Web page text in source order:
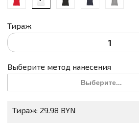
Тираж
Выберите метод нанесения
Выберите...
Тираж: 29.98 BYN